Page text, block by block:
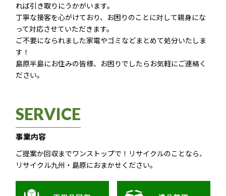
れば引き取りにうかがいます。
丁寧な接客を心がけており、お困りのことに対して親身にな
って対応させていただきます。
ご不要になられました家電やゴミなどまとめて処分いたしま
す！
島原半島にお住みの皆様、お困りでしたらお気軽にご連絡く
ださい。
SERVICE
事業内容
ご提案か回収までワンストップで！リサイクルのことなら、
リサイクル九州・島原におまかせください。